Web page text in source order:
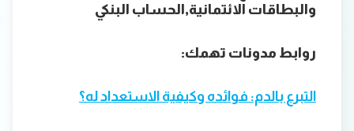
والبطاقات الائتمانية,الحساب البنكي
روابط مدونات تهمك:
التبرع بالدم: فوائده وكيفية الاستعداد له؟